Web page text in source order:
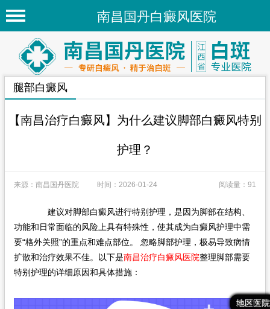
南昌国丹白癜风医院
首页
医院简介
医院新闻
专家团队
白癜风常识
白癜风人群
白癜风部位
地区医院
最新文章
热门文章
推荐文章
地区医院
腿部白癜风
【南昌治疗白癜风】为什么建议脚部白癜风特别
护理？
来源：南昌国丹医院 时间：2026-01-24 阅读量：91
建议对脚部白癜风进行特别护理，是因为脚部在结构、
功能和日常面临的风险上具有特殊性，使其成为白癜风护理中需
要“格外关照”的重点和难点部位。​ 忽略脚部护理，极易导致病情
扩散和治疗效果不佳。以下是南昌治疗白癜风医院整理脚部需要
特别护理的详细原因和具体措施：